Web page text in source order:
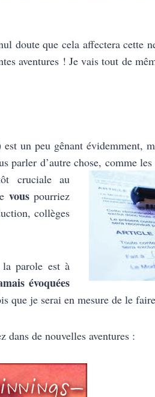
doute que cela affectera cette
aventures ! Je vais tout de
un peu gênant évidemment,
parler d’autre chose, comme
cruciale au
vouspourriez
collèges
parole est à
évoquées
que je serai en mesure de le
dans de nouvelles aventures :